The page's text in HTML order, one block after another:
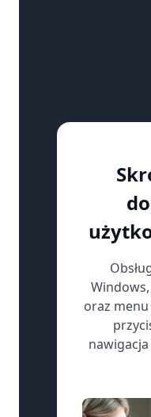
oraz